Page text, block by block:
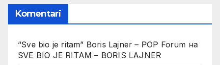
Komentari
“Sve bio je ritam” Boris Lajner – POP Forum на
SVE BIO JE RITAM – BORIS LAJNER